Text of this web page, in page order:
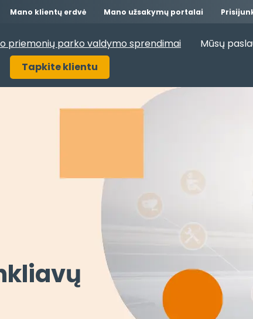
Mano klientų erdvė Mano užsakymų portalai
priemonių parko valdymo sprendimai Mūsų
Tapkite klientu